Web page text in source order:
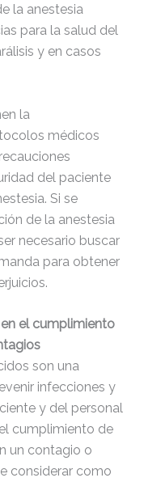
la anestesia
para la salud del
y en casos
la
médicos
del paciente
Si se
de la anestesia
necesario buscar
para obtener
el cumplimiento
son una
infecciones y
y del personal
cumplimiento de
un contagio o
considerar como